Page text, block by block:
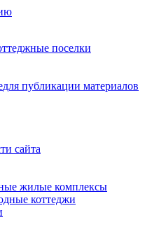
поселки
для публикации материалов
сайта
жилые комплексы
коттеджи